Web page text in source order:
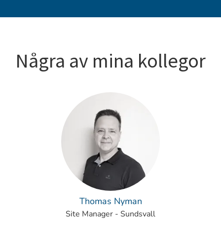
Några av mina kollegor
Thomas Nyman
Site Manager - Sundsvall